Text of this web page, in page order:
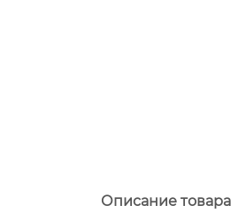
Описание товара